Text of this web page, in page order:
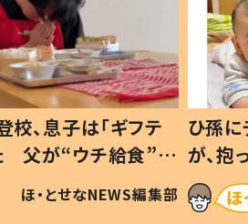
、息子は「ギフテ
父が“ウチ給食”を
理由とは #令和の親
ほ・とせなNEWS編集部
ひ孫
が、
「涙が
い」